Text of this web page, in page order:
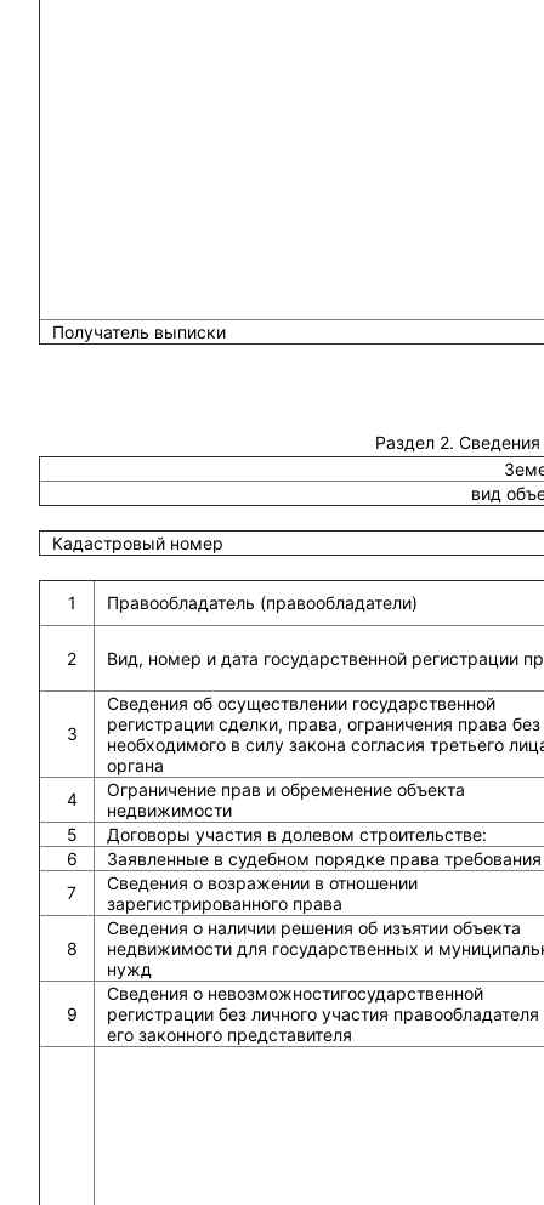
Получатель выписки
Раздел 2.
вид
Кадастровый номер
1 Правообладатель (правообладатели)
2 Вид, номер и дата государственной регистрации
3
Сведения об осуществлении государственной
регистрации сделки, права, ограничения права без
необходимого в силу закона согласия третьего
органа
4
Ограничение прав и обременение объекта
недвижимости
5
Договоры участия в долевом строительстве:
6
Заявленные в судебном порядке права требования
7
Сведения о возражении в отношении
зарегистрированного права
8
Сведения о наличии решения об изъятии объекта
недвижимости для государственных и
нужд
9
Сведения о невозможностигосударственной
регистрации без личного участия правообладателя
его законного представителя